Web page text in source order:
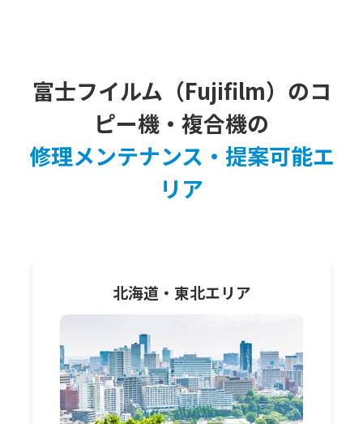
富士フイルム（Fujifilm）のコ
ピー機・複合機の
修理メンテナンス・提案可能エ
リア
北海道・東北エリア